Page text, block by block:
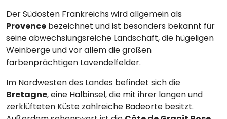
Der Südosten Frankreichs wird allgemein als
Provence bezeichnet und ist besonders bekannt für
seine abwechslungsreiche Landschaft, die hügeligen
Weinberge und vor allem die großen
farbenprächtigen Lavendelfelder.
Im Nordwesten des Landes befindet sich die
Bretagne, eine Halbinsel, die mit ihrer langen und
zerklüfteten Küste zahlreiche Badeorte besitzt.